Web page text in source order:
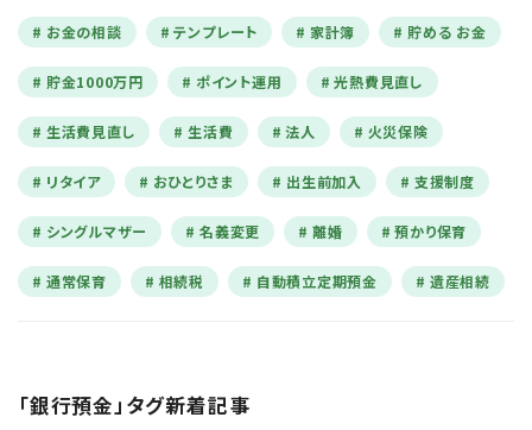
お金の相談 テンプレート 家計簿 貯める お金
貯金1000万円 ポイント運用 光熱費見直し
生活費見直し 生活費 法人 火災保険
リタイア おひとりさま 出生前加入 支援制度
シングルマザー 名義変更 離婚 預かり保育
通常保育 相続税 自動積立定期預金 遺産相続
「銀行預金」タグ新着記事